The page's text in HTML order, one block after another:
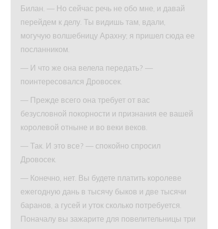
Билан. — Но сейчас речь не обо мне, и давай
перейдем к делу. Ты видишь там, вдали,
могучую волшебницу Арахну; я пришел сюда ее
посланником.
— И что же она велела передать? —
поинтересовался Дровосек.
— Прежде всего она требует от вас
безусловной покорности и признания ее вашей
королевой отныне и во веки веков.
— Так. И это все? — спокойно спросил
Дровосек.
— Конечно, нет. Вы будете платить королеве
ежегодную дань в тысячу быков и две тысячи
баранов, а гусей и уток сколько потребуется.
Поначалу вы зажарите для повелительницы три